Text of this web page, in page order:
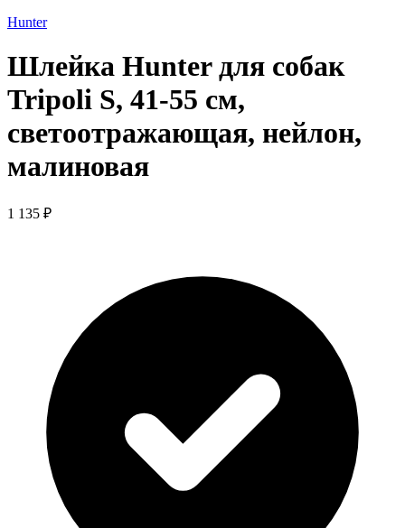
Hunter
Шлейка Hunter для собак
Tripoli S, 41-55 см,
светоотражающая, нейлон,
малиновая
1 135 ₽